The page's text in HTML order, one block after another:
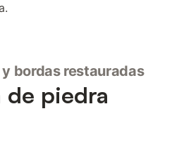
bordas restauradas
piedra